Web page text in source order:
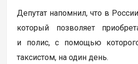
Депутат напомнил, что в
который позволяет
и полис, с помощью
таксистом, на один день.